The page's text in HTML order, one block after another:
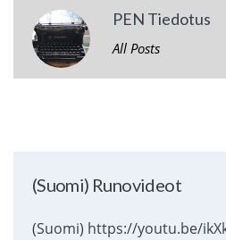
PEN Tiedotus
All Posts
(Suomi) Runovideot
(Suomi) https://youtu.be/